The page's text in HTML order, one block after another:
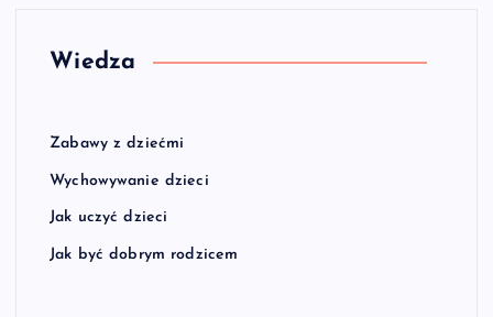
Wiedza
Zabawy z dziećmi
Wychowywanie dzieci
Jak uczyć dzieci
Jak być dobrym rodzicem